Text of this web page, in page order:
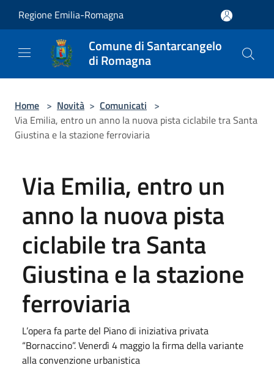
Regione Emilia-Romagna
Comune di Santarcangelo
di Romagna
Home > Novità > Comunicati >
Via Emilia, entro un anno la nuova pista ciclabile tra Santa
Giustina e la stazione ferroviaria
Via Emilia, entro un
anno la nuova pista
ciclabile tra Santa
Giustina e la stazione
ferroviaria
L’opera fa parte del Piano di iniziativa privata
“Bornaccino”. Venerdì 4 maggio la firma della variante
alla convenzione urbanistica